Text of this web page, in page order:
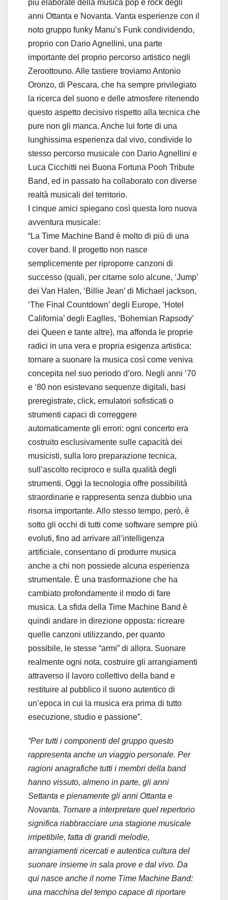
più elaborate della musica pop e rock degli
anni Ottanta e Novanta. Vanta esperienze con il
noto gruppo funky Manu’s Funk condividendo,
proprio con Dario Agnellini, una parte
importante del proprio percorso artistico negli
Zeroottouno. Alle tastiere troviamo Antonio
Oronzo, di Pescara, che ha sempre privilegiato
la ricerca del suono e delle atmosfere ritenendo
questo aspetto decisivo rispetto alla tecnica che
pure non gli manca. Anche lui forte di una
lunghissima esperienza dal vivo, condivide lo
stesso percorso musicale con Dario Agnellini e
Luca Cicchitti nei Buona Fortuna Pooh Tribute
Band, ed in passato ha collaborato con diverse
realtà musicali del territorio.
I cinque amici spiegano così questa loro nuova
avventura musicale:
“La Time Machine Band è molto di più di una
cover band. Il progetto non nasce
semplicemente per riproporre canzoni di
successo (quali, per citarne solo alcune, ‘Jump’
dei Van Halen, ‘Billie Jean’ di Michael jackson,
‘The Final Countdown’ degli Europe, ‘Hotel
California’ degli Eaglles, ‘Bohemian Rapsody’
dei Queen e tante altre), ma affonda le proprie
radici in una vera e propria esigenza artistica:
tornare a suonare la musica così come veniva
concepita nel suo periodo d’oro. Negli anni ‘70
e ‘80 non esistevano sequenze digitali, basi
preregistrate, click, emulatori sofisticati o
strumenti capaci di correggere
automaticamente gli errori: ogni concerto era
costruito esclusivamente sulle capacità dei
musicisti, sulla loro preparazione tecnica,
sull’ascolto reciproco e sulla qualità degli
strumenti. Oggi la tecnologia offre possibilità
straordinarie e rappresenta senza dubbio una
risorsa importante. Allo stesso tempo, però, è
sotto gli occhi di tutti come software sempre più
evoluti, fino ad arrivare all’intelligenza
artificiale, consentano di produrre musica
anche a chi non possiede alcuna esperienza
strumentale. È una trasformazione che ha
cambiato profondamente il modo di fare
musica. La sfida della Time Machine Band è
quindi andare in direzione opposta: ricreare
quelle canzoni utilizzando, per quanto
possibile, le stesse “armi” di allora. Suonare
realmente ogni nota, costruire gli arrangiamenti
attraverso il lavoro collettivo della band e
restituire al pubblico il suono autentico di
un’epoca in cui la musica era prima di tutto
esecuzione, studio e passione”.
“Per tutti i componenti del gruppo questo
rappresenta anche un viaggio personale. Per
ragioni anagrafiche tutti i membri della band
hanno vissuto, almeno in parte, gli anni
Settanta e pienamente gli anni Ottanta e
Novanta. Tornare a interpretare quel repertorio
significa riabbracciare una stagione musicale
irripetibile, fatta di grandi melodie,
arrangiamenti ricercati e autentica cultura del
suonare insieme in sala prove e dal vivo. Da
qui nasce anche il nome Time Machine Band:
una macchina del tempo capace di riportare